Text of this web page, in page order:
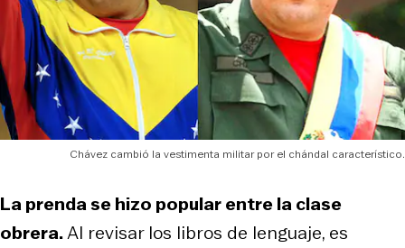
Chávez cambió la vestimenta militar por el chándal característico.
La prenda se hizo popular entre la clase
obrera.Al revisar los libros de lenguaje, es